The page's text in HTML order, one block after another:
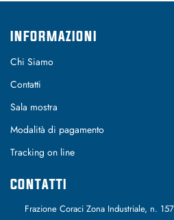
INFORMAZIONI
Chi Siamo
Contatti
Sala mostra
Modalità di pagamento
Tracking on line
CONTATTI
Frazione Coraci Zona Industriale, n.